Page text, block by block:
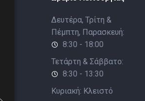
Δευτέρα, Τρίτη &
Πέμπτη, Παρασκευή:
8:30 - 18:00
Τετάρτη & Σάββατο:
8:30 - 13:30
Κυριακή: Κλειστό